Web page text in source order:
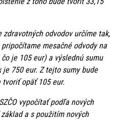
odvodov určíme tak,
mesačné odvody na
je 105 eur) a výslednú sumu
750 eur. Z tejto sumy bude
opäť 105 eur.
vypočítať podľa nových
a s použitím nových